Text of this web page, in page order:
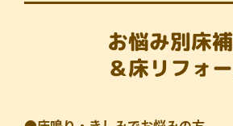
お悩み別床
＆床リフォ